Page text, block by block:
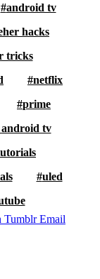
android tv
hacks
tricks
netflix
prime
tv
uled
Tumblr Email